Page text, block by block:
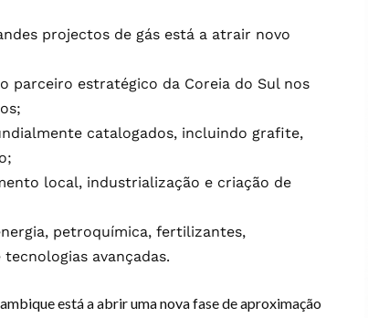
projectos de gás está a atrair novo
parceiro estratégico da Coreia do Sul nos
catalogados, incluindo grafite,
local, industrialização e criação de
petroquímica, fertilizantes,
avançadas.
está a abrir uma nova fase de aproximação